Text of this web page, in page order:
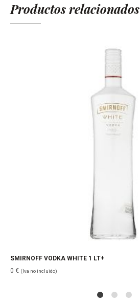
Productos relacionados
SMIRNOFF VODKA WHITE 1 LT+
0 € (Iva no incluido)